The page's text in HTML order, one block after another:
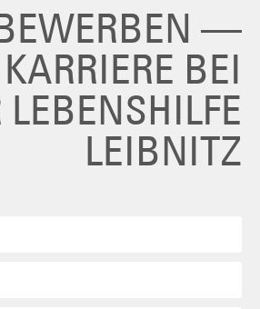
—
BEI
LEBENSHILFE
LEIBNITZ